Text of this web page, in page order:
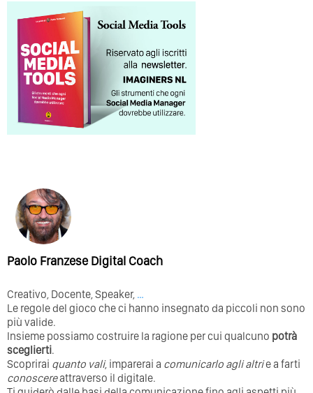
Paolo Franzese Digital Coach
Creativo, Docente, Speaker, …
Le regole del gioco che ci hanno insegnato da piccoli non sono
più valide.
Insieme possiamo costruire la ragione per cui qualcuno potrà
sceglierti.
Scoprirai quanto vali, imparerai a comunicarlo agli altrie a farti
conoscereattraverso il digitale.